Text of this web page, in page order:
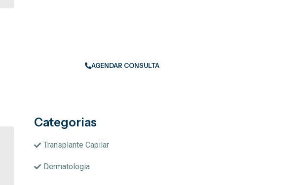
AGENDAR CONSULTA
Categorias
Transplante Capilar
Dermatologia